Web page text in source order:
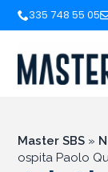
335 748 55 05
Master SBS »
ospita Paolo